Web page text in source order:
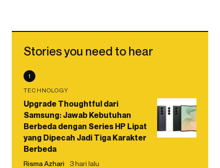
Stories you need to hear
1
TECHNOLOGY
Upgrade Thoughtful dari
Samsung: Jawab Kebutuhan
Berbeda dengan Series HP Lipat
yang Dipecah Jadi Tiga Karakter
Berbeda
Risma Azhari 3 hari lalu